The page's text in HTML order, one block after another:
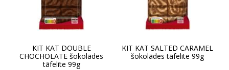
KIT KAT DOUBLE
CHOCHOLATE šokolādes
tāfelīte 99g
KIT KAT SALTED CARAMEL
šokolādes tāfelīte 99g